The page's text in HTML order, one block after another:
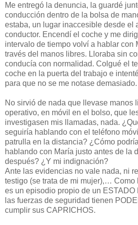
Me entregó la denuncia, la guardé
conducción dentro de la bolsa de
estaba, un lugar inaccesible desde el
conductor. Encendí el coche y me
intervalo de tiempo volví a hablar con
través del manos libres. Lloraba sin
conducía con normalidad. Colgué el
coche en la puerta del trabajo e
para que no se me notase demasiado.
No sirvió de nada que llevase manos
operativo, en móvil en el bolso, que
investigasen mis llamadas, nada.
seguiría hablando con el teléfono
patrulla en la distancia? ¿Cómo
hablando con María justo antes de la
después? ¿Y mi indignación?
Ante las evidencias no vale nada, ni
testigo (se trata de mi mujer),… Como
es un episodio propio de un ESTADO
las fuerzas de seguridad tienen
cumplir sus CAPRICHOS.